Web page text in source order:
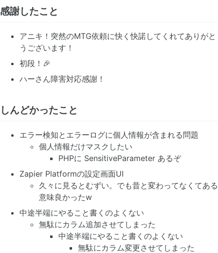
感謝したこと
アニキ！突然のMTG依頼に快く快諾してくれてありがと
うございます！
初段！🎉
ハーさん障害対応感謝！
しんどかったこと
エラー検知とエラーログに個人情報が含まれる問題
個人情報だけマスクしたい
PHPに SensitiveParameter あるぞ
Zapier Platformの設定画面UI
久々に見るとむずい。でも昔と変わってなくてある
意味良かったw
中途半端にやること書くのよくない
無駄にカラム追加させてしまった
中途半端にやること書くのよくない
無駄にカラム変更させてしまった